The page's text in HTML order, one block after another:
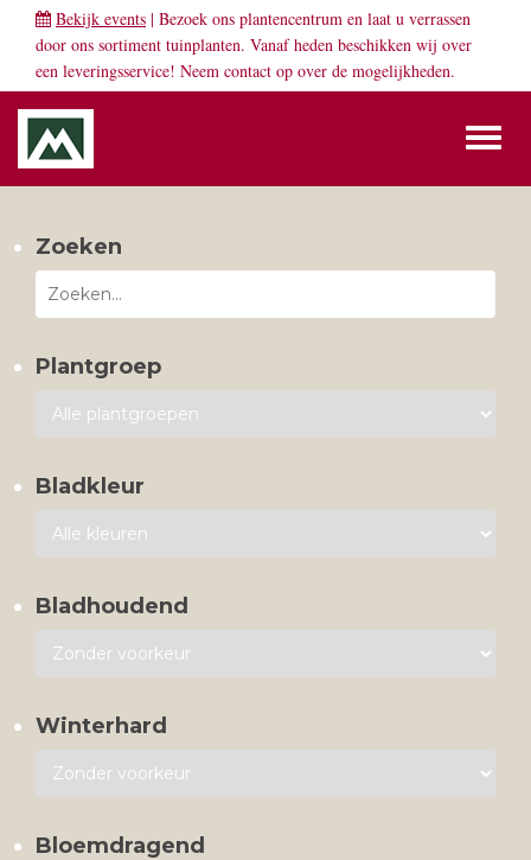
Bekijk events | Bezoek ons plantencentrum en laat u verrassen
door ons sortiment tuinplanten. Vanaf heden beschikken wij over
een leveringsservice! Neem contact op over de mogelijkheden.
Zoeken
Plantgroep
Bladkleur
Bladhoudend
Winterhard
Bloemdragend